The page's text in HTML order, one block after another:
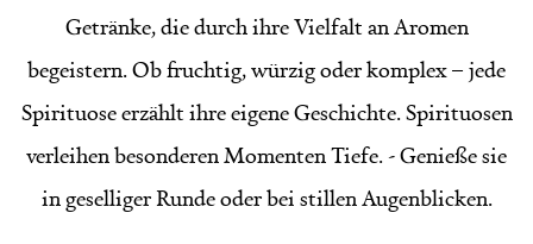
Getränke, die durch ihre Vielfalt an Aromen
begeistern. Ob fruchtig, würzig oder komplex – jede
Spirituose erzählt ihre eigene Geschichte. Spirituosen
verleihen besonderen Momenten Tiefe. - Genieße sie
in geselliger Runde oder bei stillen Augenblicken.